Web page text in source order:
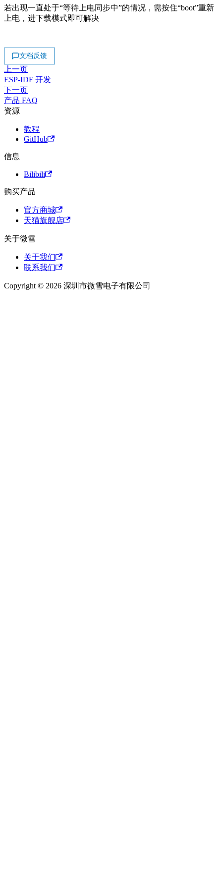
若出现一直处于“等待上电同步中”的情况，需按住“boot”重新
上电，进下载模式即可解决
文档反馈
上一页
ESP-IDF 开发
下一页
产品 FAQ
资源
教程
GitHub
信息
Bilibili
购买产品
官方商城
天猫旗舰店
关于微雪
关于我们
联系我们
Copyright © 2026 深圳市微雪电子有限公司